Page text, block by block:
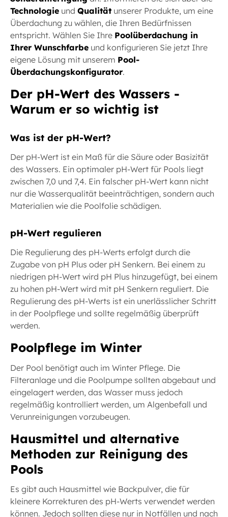
Technologie und Qualität unserer Produkte, um eine
Überdachung zu wählen, die Ihren Bedürfnissen
entspricht. Wählen Sie Ihre Poolüberdachung in
Ihrer Wunschfarbe und konfigurieren Sie jetzt Ihre
eigene Lösung mit unserem Pool-
Überdachungskonfigurator.
Der pH-Wert des Wassers -
Warum er so wichtig ist
Was ist der pH-Wert?
Der pH-Wert ist ein Maß für die Säure oder Basizität
des Wassers. Ein optimaler pH-Wert für Pools liegt
zwischen 7,0 und 7,4. Ein falscher pH-Wert kann nicht
nur die Wasserqualität beeinträchtigen, sondern auch
Materialien wie die Poolfolie schädigen.
pH-Wert regulieren
Die Regulierung des pH-Werts erfolgt durch die
Zugabe von pH Plus oder pH Senkern. Bei einem zu
niedrigen pH-Wert wird pH Plus hinzugefügt, bei einem
zu hohen pH-Wert wird mit pH Senkern reguliert. Die
Regulierung des pH-Werts ist ein unerlässlicher Schritt
in der Poolpflege und sollte regelmäßig überprüft
werden.
Poolpflege im Winter
Der Pool benötigt auch im Winter Pflege. Die
Filteranlage und die Poolpumpe sollten abgebaut und
eingelagert werden, das Wasser muss jedoch
regelmäßig kontrolliert werden, um Algenbefall und
Verunreinigungen vorzubeugen.
Hausmittel und alternative
Methoden zur Reinigung des
Pools
Es gibt auch Hausmittel wie Backpulver, die für
kleinere Korrekturen des pH-Werts verwendet werden
können. Jedoch sollten diese nur in Notfällen und nach